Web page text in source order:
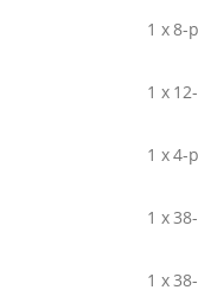
1 x 8-
1 x
1 x 4-
1 x
1 x